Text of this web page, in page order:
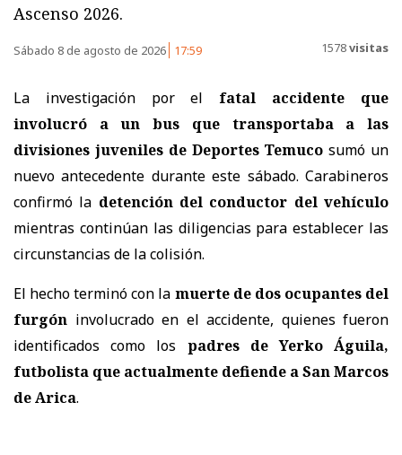
Ascenso 2026.
Sábado 8 de agosto de 2026 17:59 1578visitas
La investigación por el fatal accidente que
involucró a un bus que transportaba a las
divisiones juveniles de Deportes Temuco sumó un
nuevo antecedente durante este sábado. Carabineros
confirmó la detención del conductor del vehículo
mientras continúan las diligencias para establecer las
circunstancias de la colisión.
El hecho terminó con la muerte de dos ocupantes del
furgón involucrado en el accidente, quienes fueron
identificados como los padres de Yerko Águila,
futbolista que actualmente defiende a San Marcos
de Arica.